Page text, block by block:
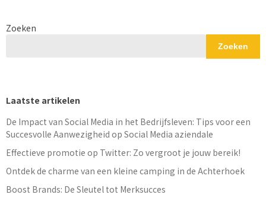
Zoeken
Zoeken
Laatste artikelen
De Impact van Social Media in het Bedrijfsleven: Tips voor een
Succesvolle Aanwezigheid op Social Media aziendale
Effectieve promotie op Twitter: Zo vergroot je jouw bereik!
Ontdek de charme van een kleine camping in de Achterhoek
Boost Brands: De Sleutel tot Merksucces